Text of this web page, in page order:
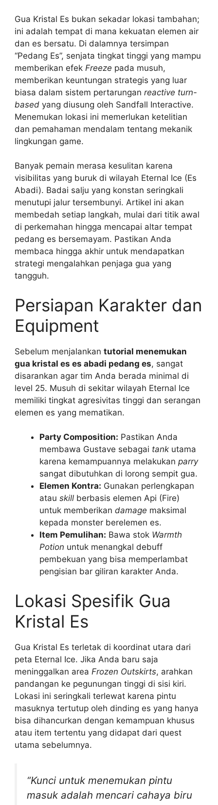
Gua Kristal Es bukan sekadar lokasi tambahan;
ini adalah tempat di mana kekuatan elemen air
dan es bersatu. Di dalamnya tersimpan
“Pedang Es”, senjata tingkat tinggi yang mampu
memberikan efek Freeze pada musuh,
memberikan keuntungan strategis yang luar
biasa dalam sistem pertarungan reactive turn-
based yang diusung oleh Sandfall Interactive.
Menemukan lokasi ini memerlukan ketelitian
dan pemahaman mendalam tentang mekanik
lingkungan game.
Banyak pemain merasa kesulitan karena
visibilitas yang buruk di wilayah Eternal Ice (Es
Abadi). Badai salju yang konstan seringkali
menutupi jalur tersembunyi. Artikel ini akan
membedah setiap langkah, mulai dari titik awal
di perkemahan hingga mencapai altar tempat
pedang es bersemayam. Pastikan Anda
membaca hingga akhir untuk mendapatkan
strategi mengalahkan penjaga gua yang
tangguh.
Persiapan Karakter dan
Equipment
Sebelum menjalankan tutorial menemukan
gua kristal es es abadi pedang es, sangat
disarankan agar tim Anda berada minimal di
level 25. Musuh di sekitar wilayah Eternal Ice
memiliki tingkat agresivitas tinggi dan serangan
elemen es yang mematikan.
Party Composition: Pastikan Anda
membawa Gustave sebagai tank utama
karena kemampuannya melakukan parry
sangat dibutuhkan di lorong sempit gua.
Elemen Kontra: Gunakan perlengkapan
atau skill berbasis elemen Api (Fire)
untuk memberikan damage maksimal
kepada monster berelemen es.
Item Pemulihan: Bawa stok Warmth
Potion untuk menangkal debuff
pembekuan yang bisa memperlambat
pengisian bar giliran karakter Anda.
Lokasi Spesifik Gua
Kristal Es
Gua Kristal Es terletak di koordinat utara dari
peta Eternal Ice. Jika Anda baru saja
meninggalkan area Frozen Outskirts, arahkan
pandangan ke pegunungan tinggi di sisi kiri.
Lokasi ini seringkali terlewat karena pintu
masuknya tertutup oleh dinding es yang hanya
bisa dihancurkan dengan kemampuan khusus
atau item tertentu yang didapat dari quest
utama sebelumnya.
“Kunci untuk menemukan pintu
masuk adalah mencari cahaya biru